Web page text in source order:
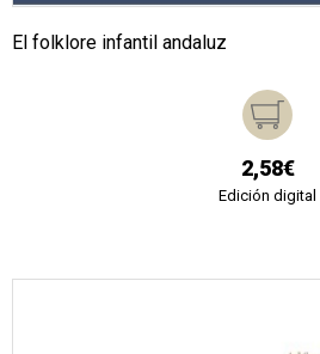
El folklore infantil andaluz
2,58€
Edición digital